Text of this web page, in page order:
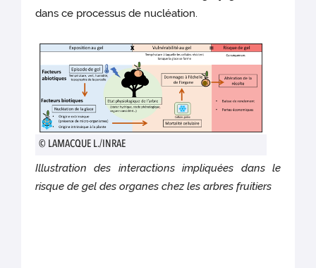
dans ce processus de nucléation.
© LAMACQUE L./INRAE
Illustration des interactions impliquées dans le
risque de gel des organes chez les arbres fruitiers